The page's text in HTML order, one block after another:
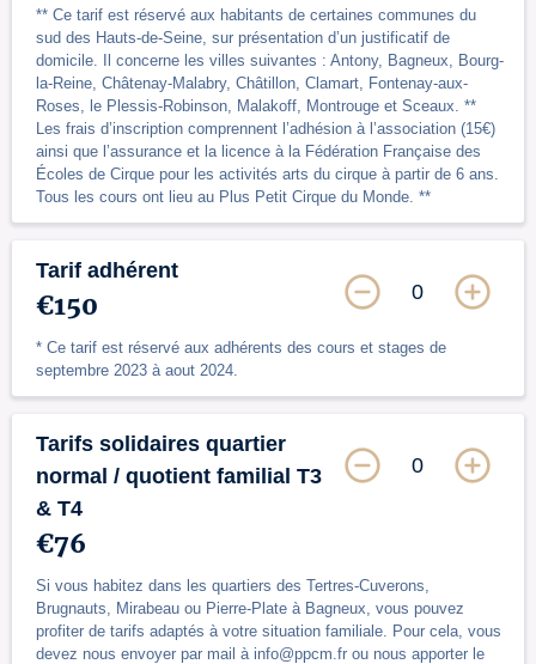
** Ce tarif est réservé aux habitants de certaines communes du
sud des Hauts-de-Seine, sur présentation d’un justificatif de
domicile. Il concerne les villes suivantes : Antony, Bagneux, Bourg-
la-Reine, Châtenay-Malabry, Châtillon, Clamart, Fontenay-aux-
Roses, le Plessis-Robinson, Malakoff, Montrouge et Sceaux. **
Les frais d’inscription comprennent l’adhésion à l’association (15€)
ainsi que l’assurance et la licence à la Fédération Française des
Écoles de Cirque pour les activités arts du cirque à partir de 6 ans.
Tous les cours ont lieu au Plus Petit Cirque du Monde. **
Tarif adhérent
€150
* Ce tarif est réservé aux adhérents des cours et stages de
septembre 2023 à aout 2024.
0
Tarifs solidaires quartier
normal / quotient familial T3
& T4
€76
Si vous habitez dans les quartiers des Tertres-Cuverons,
Brugnauts, Mirabeau ou Pierre-Plate à Bagneux, vous pouvez
profiter de tarifs adaptés à votre situation familiale. Pour cela, vous
devez nous envoyer par mail à info@ppcm.fr ou nous apporter le
0